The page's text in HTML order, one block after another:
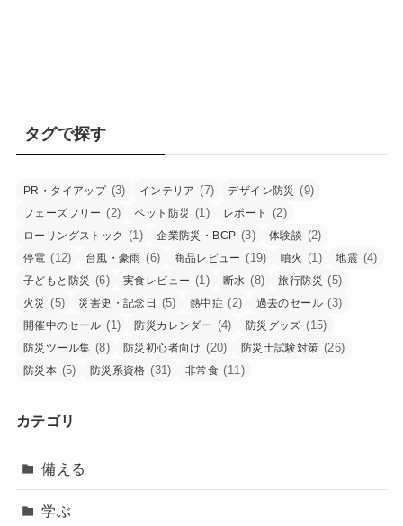
タグで探す
PR・タイアップ (3) インテリア (7) デザイン防災 (9)
フェーズフリー (2) ペット防災 (1) レポート (2)
ローリングストック (1) 企業防災・BCP (3) 体験談 (2)
停電 (12) 台風・豪雨 (6) 商品レビュー (19) 噴火 (1) 地震 (4)
子どもと防災 (6) 実食レビュー (1) 断水 (8) 旅行防災 (5)
火災 (5) 災害史・記念日 (5) 熱中症 (2) 過去のセール (3)
開催中のセール (1) 防災カレンダー (4) 防災グッズ (15)
防災ツール集 (8) 防災初心者向け (20) 防災士試験対策 (26)
防災本 (5) 防災系資格 (31) 非常食 (11)
カテゴリ
備える
学ぶ